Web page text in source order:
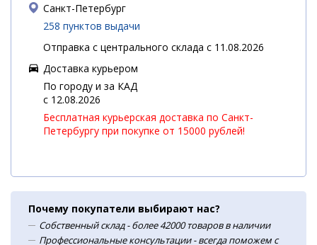
Санкт-Петербург
258 пунктов выдачи
Отправка с центрального склада с 11.08.2026
Доставка курьером
По городу и за КАД
c 12.08.2026
Бесплатная курьерская доставка по Санкт-
Петербургу при покупке от 15000 рублей!
Почему покупатели выбирают нас?
Собственный склад - более 42000 товаров в наличии
Профессиональные консультации - всегда поможем с